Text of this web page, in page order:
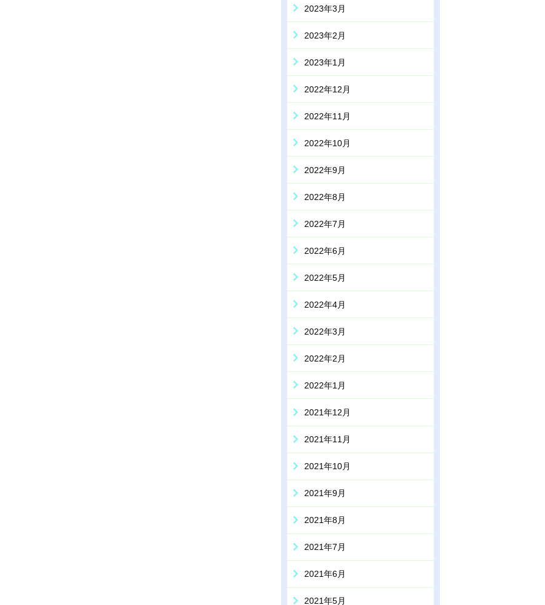
2023年3月
2023年2月
2023年1月
2022年12月
2022年11月
2022年10月
2022年9月
2022年8月
2022年7月
2022年6月
2022年5月
2022年4月
2022年3月
2022年2月
2022年1月
2021年12月
2021年11月
2021年10月
2021年9月
2021年8月
2021年7月
2021年6月
2021年5月